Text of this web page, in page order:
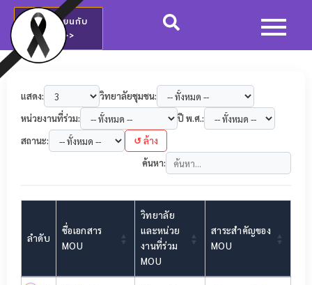
สมัครเรียนกับ
วชช.>>
แสดง:
วิทยาลัยชุมชน:
หน่วยงานที่ร่วม:
ปี พ.ศ.:
สถานะ:
↺ ล้าง
ค้นหา:
ลำดับ
ชื่อเอกสาร
MOU
วิทยาลัย
และหน่วย
งานที่ร่วม
MOU
สาระสำคัญของ
MOU